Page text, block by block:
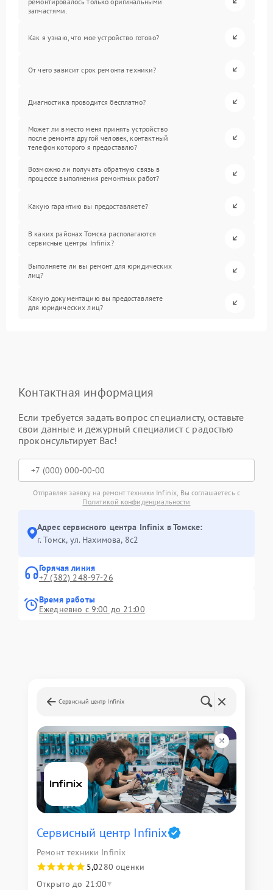
запчастями.
Как я узнаю, что мое устройство готово?
От чего зависит срок ремонта техники?
Диагностика проводится бесплатно?
Может ли вместо меня принять устройство
после ремонта другой человек, контактный
телефон которого я предоставлю?
Возможно ли получать обратную связь в
процессе выполнения ремонтных работ?
Какую гарантию вы предоставляете?
В каких районах Томска располагаются
сервисные центры Infinix?
Выполняете ли вы ремонт для юридических
лиц?
Какую документацию вы предоставляете
для юридических лиц?
Контактная информация
Если требуется задать вопрос специалисту, оставьте
свои данные и дежурный специалист с радостью
проконсультирует Вас!
Отправляя заявку на ремонт техники Infinix, Вы соглашаетесь с
Политикой конфиденциальности
Адрес сервисного центра Infinix в Томске:
г. Томск, ул. Нахимова, 8с2
Горячая линия
+7 (382) 248-97-26
Время работы
Ежедневно с 9:00 до 21:00
Сервисный центр Infinix
Сервисный центр Infinix
Ремонт техники Infinix
5,0280 оценки
Открыто до 21:00